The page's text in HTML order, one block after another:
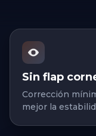
Sin flap
Corrección
mejor la